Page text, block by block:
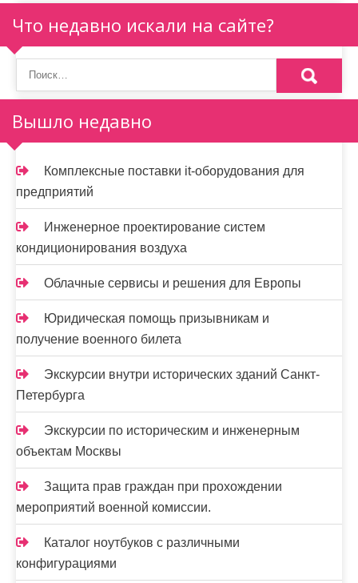
я
п
о
з
а
п
и
с
я
м
Что недавно искали на сайте?
Вышло недавно
Комплексные поставки it-оборудования для
предприятий
Инженерное проектирование систем
кондиционирования воздуха
Облачные сервисы и решения для Европы
Юридическая помощь призывникам и
получение военного билета
Экскурсии внутри исторических зданий Санкт-
Петербурга
Экскурсии по историческим и инженерным
объектам Москвы
Защита прав граждан при прохождении
мероприятий военной комиссии.
Каталог ноутбуков с различными
конфигурациями